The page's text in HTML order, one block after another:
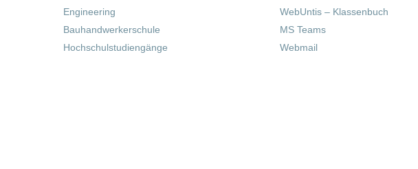
Engineering
Bauhandwerkerschule
Hochschulstudiengänge
WebUntis – Klassenbuch
MS Teams
Webmail